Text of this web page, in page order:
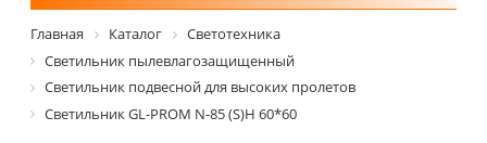
Главная Каталог
Светотехника
Светильник пылевлагозащищенный
Светильник подвесной для высоких пролетов
Светильник GL-PROM N-85 (S)Н 60*60